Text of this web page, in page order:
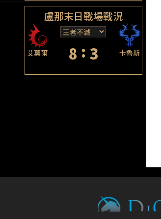
盧那末日戰場戰況
艾莫爾 8 : 3 卡魯斯